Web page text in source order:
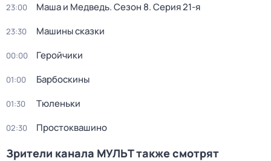
23:00 Маша и Медведь. Сезон 8. Серия 21-я
23:30 Машины сказки
00:00 Геройчики
01:00 Барбоскины
01:30 Тюленьки
02:30 Простоквашино
Зрители канала МУЛЬТ также смотрят